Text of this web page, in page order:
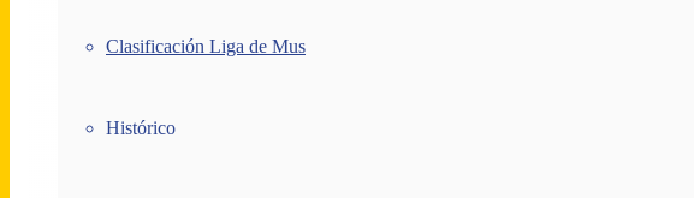
Clasificación Liga de Mus
Histórico